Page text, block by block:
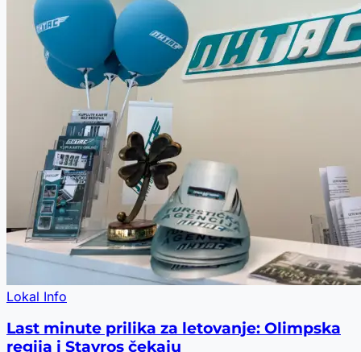
Lokal Info
Last minute prilika za letovanje: Olimpska
regija i Stavros čekaju